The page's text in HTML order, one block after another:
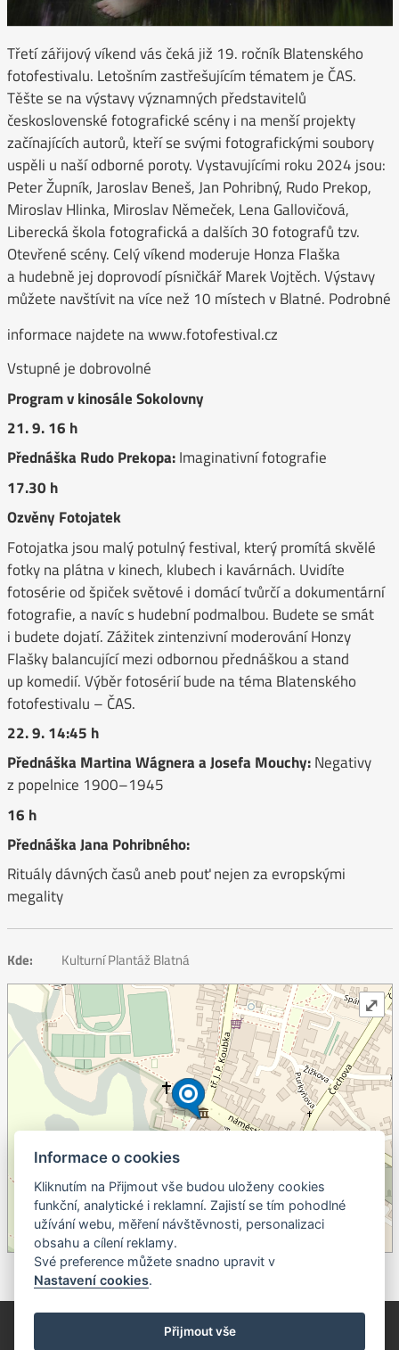
Třetí zářijový víkend vás čeká již 19. ročník Blatenského
fotofestivalu. Letošním zastřešujícím tématem je ČAS.
Těšte se na výstavy významných představitelů
československé fotografické scény i na menší projekty
začínajících autorů, kteří se svými fotografickými soubory
uspěli u naší odborné poroty. Vystavujícími roku 2024 jsou:
Peter Župník, Jaroslav Beneš, Jan Pohribný, Rudo Prekop,
Miroslav Hlinka, Miroslav Němeček, Lena Gallovičová,
Liberecká škola fotografická a dalších 30 fotografů tzv.
Otevřené scény. Celý víkend moderuje Honza Flaška
a hudebně jej doprovodí písničkář Marek Vojtěch. Výstavy
můžete navštívit na více než 10 místech v Blatné. Podrobné
informace najdete na www.fotofestival.cz
Vstupné je dobrovolné
Program v kinosále Sokolovny
21. 9. 16 h
Přednáška Rudo Prekopa:Imaginativní fotografie
17.30 h
Ozvěny Fotojatek
Fotojatka jsou malý potulný festival, který promítá skvělé
fotky na plátna v kinech, klubech i kavárnách. Uvidíte
fotosérie od špiček světové i domácí tvůrčí a dokumentární
fotografie, a navíc s hudební podmalbou. Budete se smát
i budete dojatí. Zážitek zintenzivní moderování Honzy
Flašky balancující mezi odbornou přednáškou a stand
up komedií. Výběr fotosérií bude na téma Blatenského
fotofestivalu – ČAS.
22. 9. 14:45 h
Přednáška Martina Wágnera a Josefa Mouchy:Negativy
z popelnice 1900–1945
16 h
Přednáška Jana Pohribného:
Rituály dávných časů aneb pouť nejen za evropskými
megality
Kde: Kulturní Plantáž Blatná
©OpenStreetMapcontributors.
⤢
© Píseckem / Kalendárium (Změna programu vyhrazena!)
(Cookies)
© 2018 - 2026 Realizace a správa webu:
Informace o cookies
Kliknutím na Přijmout vše budou uloženy cookies
funkční, analytické i reklamní. Zajistí se tím pohodlné
užívání webu, měření návštěvnosti, personalizaci
obsahu a cílení reklamy.
Své preference můžete snadno upravit v
Nastavení cookies.
Přijmout vše